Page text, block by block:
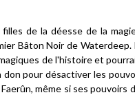
de la déesse de la
Bâton Noir de
de l'histoire et
pour désactiver les
même si ses